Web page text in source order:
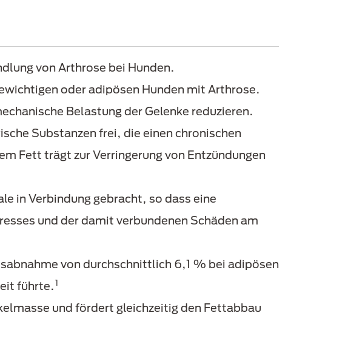
von Arthrose bei Hunden.
oder adipösen Hunden mit Arthrose.
Belastung der Gelenke reduzieren.
Substanzen frei, die einen chronischen
Fett trägt zur Verringerung von Entzündungen
in Verbindung gebracht, so dass eine
und der damit verbundenen Schäden am
von durchschnittlich 6,1 % bei adipösen
führte.1
und fördert gleichzeitig den Fettabbau